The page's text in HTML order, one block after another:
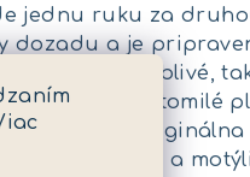
jednu ruku za
dozadu a je
sú tiež pohyblivé,
čiapka a roztomilé
ako reliéf. • Originálna
pláva kraula a